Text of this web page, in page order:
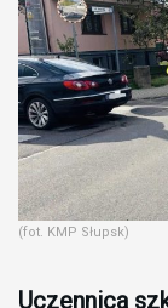
(fot. KMP Słupsk)
Uczennica